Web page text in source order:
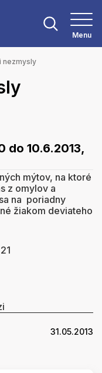
Menu
nezmysly
do 10.6.2013,
mýtov, na ktoré
z omylov a
na poriadny
žiakom deviateho
31.05.2013